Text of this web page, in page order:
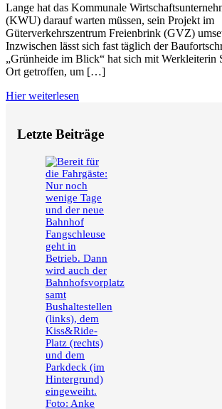
Lange hat das Kommunale
(KWU) darauf warten müssen, sein Projekt im
Güterverkehrszentrum Freienbrink (GVZ)
Inzwischen lässt sich fast täglich der
„Grünheide im Blick“ hat sich mit Werkleiterin
Ort getroffen, um […]
Hier weiterlesen
Letzte Beiträge